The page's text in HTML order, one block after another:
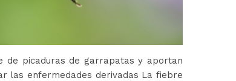
de picaduras de garrapatas y aportan
las enfermedades derivadas La fiebre